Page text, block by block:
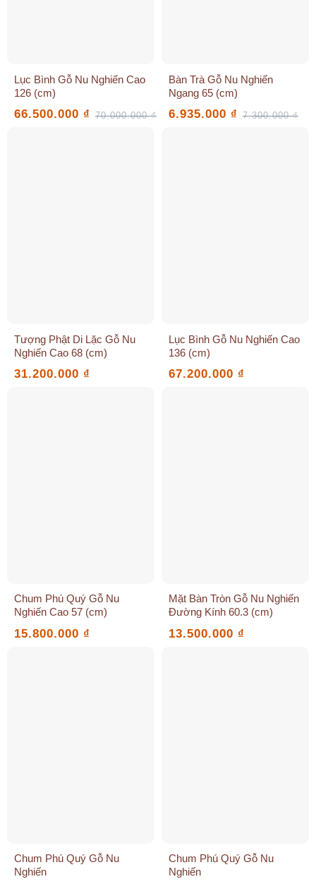
Lục Bình Gỗ Nu Nghiến Cao
126 (cm)
70.000.000₫
66.500.000 ₫
Bàn Trà Gỗ Nu Nghiến
Ngang 65 (cm)
7.300.000₫
6.935.000 ₫
Tượng Phật Di Lặc Gỗ Nu
Nghiến Cao 68 (cm)
31.200.000 ₫
Lục Bình Gỗ Nu Nghiến Cao
136 (cm)
67.200.000 ₫
Chum Phú Quý Gỗ Nu
Nghiến Cao 57 (cm)
15.800.000 ₫
Mặt Bàn Tròn Gỗ Nu Nghiến
Đường Kính 60.3 (cm)
13.500.000 ₫
Chum Phú Quý Gỗ Nu
Nghiến
Chum Phú Quý Gỗ Nu
Nghiến